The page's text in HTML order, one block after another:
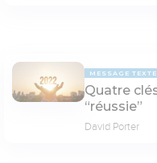
MESSAGE TEXTE
Quatre
“réussie”
David Porter